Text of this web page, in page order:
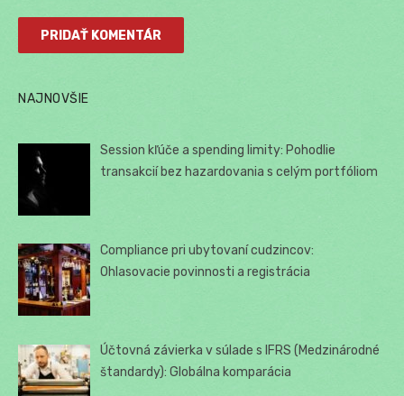
NAJNOVŠIE
Session kľúče a spending limity: Pohodlie
transakcií bez hazardovania s celým portfóliom
Compliance pri ubytovaní cudzincov:
Ohlasovacie povinnosti a registrácia
Účtovná závierka v súlade s IFRS (Medzinárodné
štandardy): Globálna komparácia